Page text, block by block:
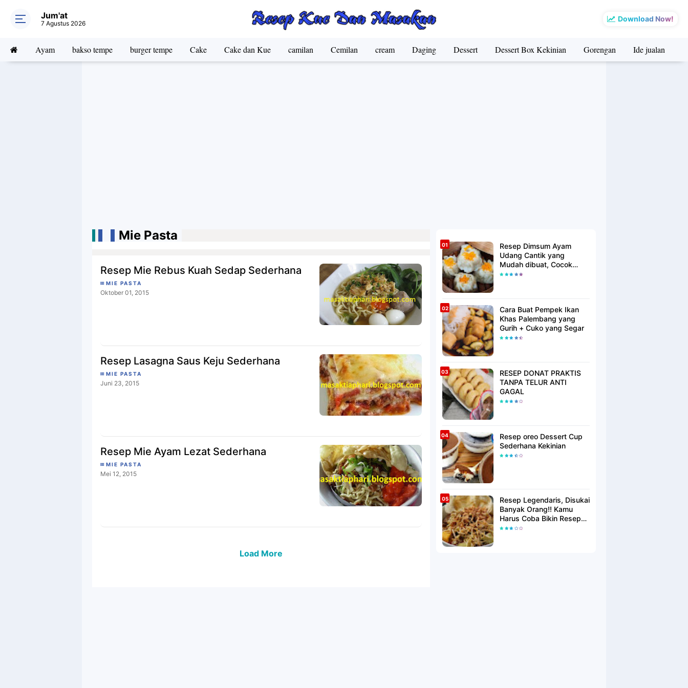
Download Now!
Jum'at
7 Agustus 2026
Ayam bakso tempe burger tempe Cake Cake dan Kue camilan Cemilan cream Daging Dessert Dessert Box Kekinian Gorengan Ide jualan
Mie Pasta
Resep Mie Rebus Kuah Sedap Sederhana
MIE PASTA
Oktober 01, 2015
Resep Lasagna Saus Keju Sederhana
MIE PASTA
Juni 23, 2015
Resep Mie Ayam Lezat Sederhana
MIE PASTA
Mei 12, 2015
Load More
Resep Dimsum Ayam
Udang Cantik yang
Mudah dibuat, Cocok
untuk jualan!!
Cara Buat Pempek Ikan
Khas Palembang yang
Gurih + Cuko yang Segar
RESEP DONAT PRAKTIS
TANPA TELUR ANTI
GAGAL
Resep oreo Dessert Cup
Sederhana Kekinian
Resep Legendaris, Disukai
Banyak Orang!! Kamu
Harus Coba Bikin Resep
Lontong Balap Ini